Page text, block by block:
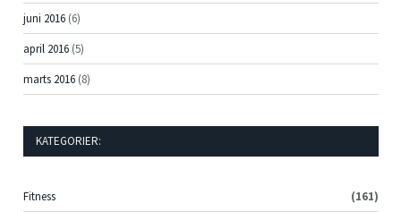
juni 2016 (6)
april 2016 (5)
marts 2016 (8)
KATEGORIER:
Fitness
(161)